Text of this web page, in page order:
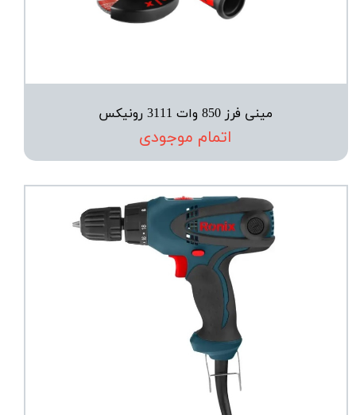
مینی فرز 850 وات 3111 رونیکس
اتمام موجودی